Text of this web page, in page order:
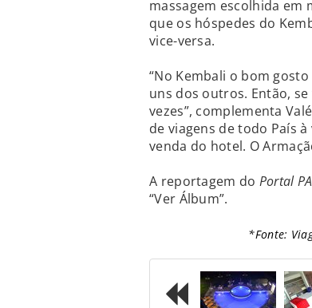
massagem escolhida em
que os hóspedes do
vice-versa.
“No Kembali o bom
uns dos outros. Então,
vezes”, complementa
de viagens de todo País
venda do hotel. O
A reportagem do Portal
“Ver Álbum”.
*Fonte: